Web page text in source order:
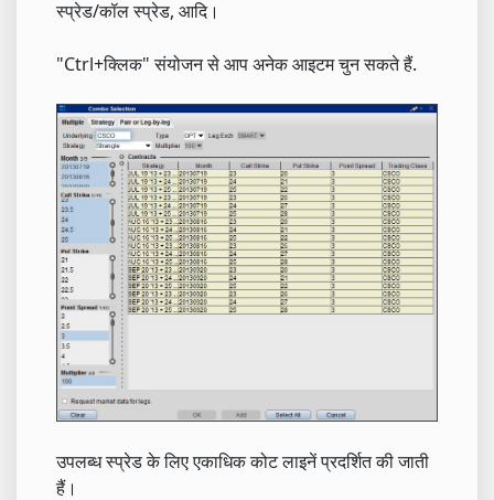
स्प्रेड/कॉल स्प्रेड, आदि।
"Ctrl+क्लिक" संयोजन से आप अनेक आइटम चुन सकते हैं.
उपलब्ध स्प्रेड के लिए एकाधिक कोट लाइनें प्रदर्शित की जाती
हैं।